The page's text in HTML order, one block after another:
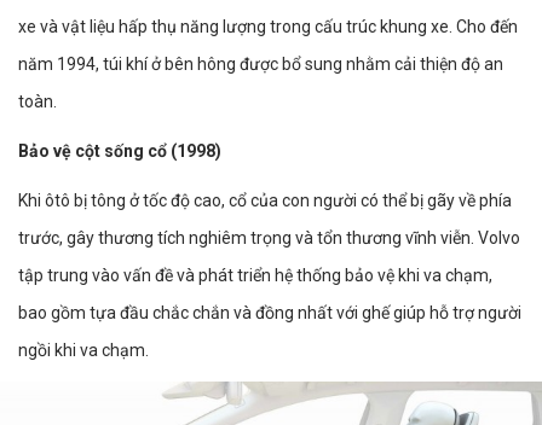
xe và vật liệu hấp thụ năng lượng trong cấu trúc khung xe. Cho đến
năm 1994, túi khí ở bên hông được bổ sung nhằm cải thiện độ an
toàn.
Bảo vệ cột sống cổ (1998)
Khi ôtô bị tông ở tốc độ cao, cổ của con người có thể bị gãy về phía
trước, gây thương tích nghiêm trọng và tổn thương vĩnh viễn. Volvo
tập trung vào vấn đề và phát triển hệ thống bảo vệ khi va chạm,
bao gồm tựa đầu chắc chắn và đồng nhất với ghế giúp hỗ trợ người
ngồi khi va chạm.